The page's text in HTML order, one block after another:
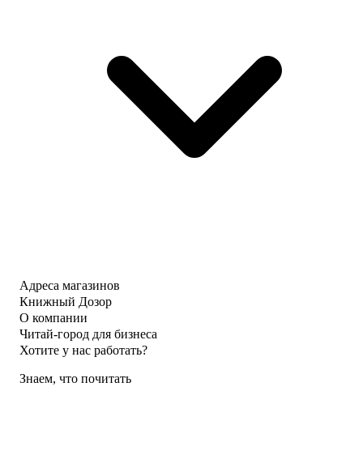
Адреса магазинов
Книжный Дозор
О компании
Читай-город для бизнеса
Хотите у нас работать?
Знаем, что почитать